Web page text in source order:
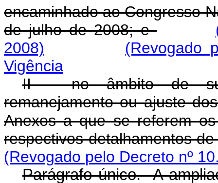
encaminhado ao Congresso
de julho de 2008; e
2008)
(Revogado
Vigência
II - no âmbito de
remanejamento ou ajuste
Anexos a que se referem
respectivos detalhamentos
(Revogado pelo Decreto nº
Parágrafo único. A